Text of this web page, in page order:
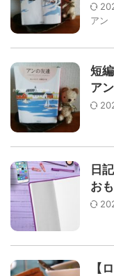
アン
短
ア
日
お
【